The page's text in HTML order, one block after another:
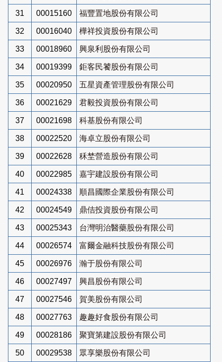
31 00015160 福豐置地股份有限公司
32 00016040 樺祥投資股份有限公司
33 00018960 興泉利股份有限公司
34 00019399 鉅客民饕股份有限公司
35 00020950 五星資產管理股份有限公司
36 00021629 君毅投資股份有限公司
37 00021698 科基股份有限公司
38 00022520 海卓立股份有限公司
39 00022628 秝埜營造股份有限公司
40 00022985 嘉宇建設股份有限公司
41 00024338 順昌國際企業股份有限公司
42 00024549 鼎佶投資股份有限公司
43 00025343 台灣明治醫藥股份有限公司
44 00026574 富爾金融科技股份有限公司
45 00026976 瀚于股份有限公司
46 00027497 興昌股份有限公司
47 00027546 賀美股份有限公司
48 00027763 趣趣好食股份有限公司
49 00028186 聚寶第建設股份有限公司
50 00029538
眾享樂股份有限公司